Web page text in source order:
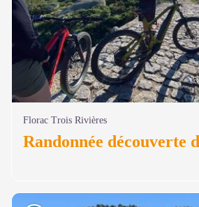
Florac Trois Rivières